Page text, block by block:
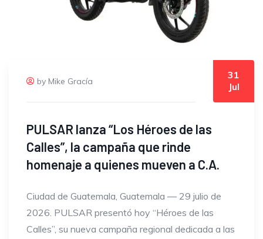
by Mike Gracía
31
Jul
PULSAR lanza “Los Héroes de las
Calles”, la campaña que rinde
homenaje a quienes mueven a C.A.
Ciudad de Guatemala, Guatemala — 29 julio de
2026. PULSAR presentó hoy “Héroes de las
Calles”, su nueva campaña regional dedicada a las